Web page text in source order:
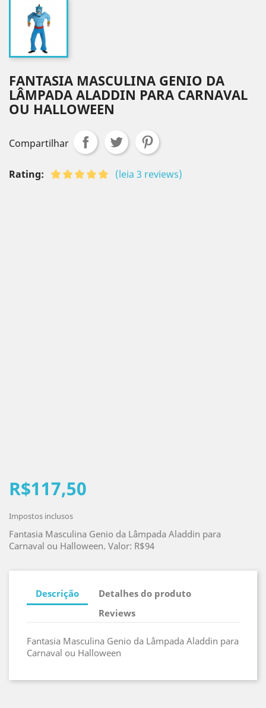
FANTASIA MASCULINA GENIO DA
LÂMPADA ALADDIN PARA CARNAVAL
OU HALLOWEEN
Compartilhar
Rating: (leia 3 reviews)
R$117,50
Impostos inclusos
Fantasia Masculina Genio da Lâmpada Aladdin para
Carnaval ou Halloween. Valor: R$94
Descrição
Detalhes do produto
Reviews
Fantasia Masculina Genio da Lâmpada Aladdin para
Carnaval ou Halloween